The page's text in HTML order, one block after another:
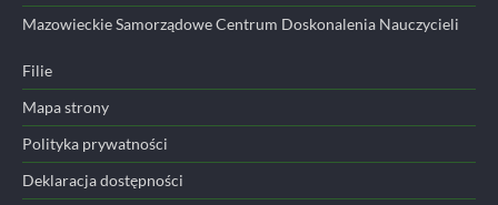
Mazowieckie Samorządowe Centrum Doskonalenia Nauczycieli
Filie
Mapa strony
Polityka prywatności
Deklaracja dostępności